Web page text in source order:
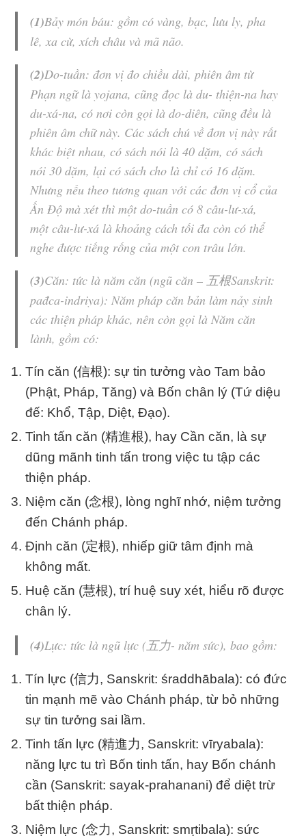
(1)Bảy món báu: gồm có vàng, bạc, lưu ly, pha
lê, xa cừ, xích châu và mã não.
(2)Do-tuần: đơn vị đo chiều dài, phiên âm từ
Phạn ngữ là yojana, cũng đọc làdu- thiện-nahay
du-xá-na, có nơi còn gọi làdo-diên, cũng đều là
phiên âm chữ này. Các sách chú về đơn vị này rất
khác biệt nhau, có sách nói là 40 dặm, có sách
nói 30 dặm, lại có sách cho là chỉ có 16 dặm.
Nhưng nếu theo tương quan với các đơn vị cổ của
Ấn Độ mà xét thì mộtdo-tuầncó 8câu-lư-xá,
mộtcâu-lư-xá là khoảng cách tối đa còn có thể
nghe được tiếng rống của một con trâu lớn.
(3)Căn: tức lànăm căn (ngũ căn– 五根Sanskrit:
pađca-indriya): Năm pháp căn bản làm nảy sinh
các thiện pháp khác, nên còn gọi là Năm căn
lành, gồm có:
Tín căn (信根): sự tin tưởng vào Tam bảo
(Phật, Pháp, Tăng) và Bốn chân lý (Tứ diệu
đế: Khổ, Tập, Diệt, Đạo).
Tinh tấn căn (精進根), hay Cần căn, là sự
dũng mãnh tinh tấn trong việc tu tập các
thiện pháp.
Niệm căn (念根), lòng nghĩ nhớ, niệm tưởng
đến Chánh pháp.
Định căn (定根), nhiếp giữ tâm định mà
không mất.
Huệ căn (慧根), trí huệ suy xét, hiểu rõ được
chân lý.
(4)Lực: tức làngũ lực (五力-năm sức), bao gồm:
Tín lực (信力, Sanskrit: śraddhābala): có đức
tin mạnh mẽ vào Chánh pháp, từ bỏ những
sự tin tưởng sai lầm.
Tinh tấn lực (精進力, Sanskrit: vīryabala):
năng lực tu trì Bốn tinh tấn, hay Bốn chánh
cần (Sanskrit: sayak-prahanani) để diệt trừ
bất thiện pháp.
Niệm lực (念力, Sanskrit: smṛtibala): sức